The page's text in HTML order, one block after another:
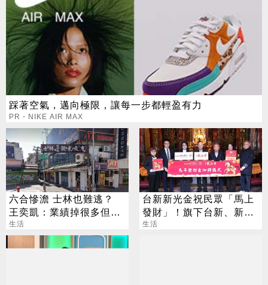
踩著空氣，邁向極限，讓每一步都輕盈有力
PR・NIKE AIR MAX
六合慘澹 士林也難逃？
王奕凱：業績掉很多但活
力仍在
生活
台新新光金祝民眾「馬上
發財」！旗下台新、新光
銀行發送發財金
生活